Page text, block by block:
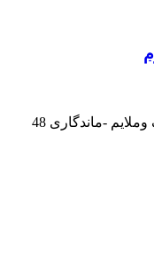
-فاقد الکل -ضد حساسیت -نوع رایحه خنک وملایم -ماندگاری 48